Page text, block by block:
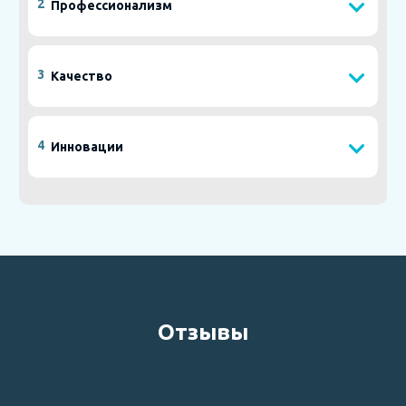
2 Профессионализм
3 Качество
4 Инновации
Отзывы